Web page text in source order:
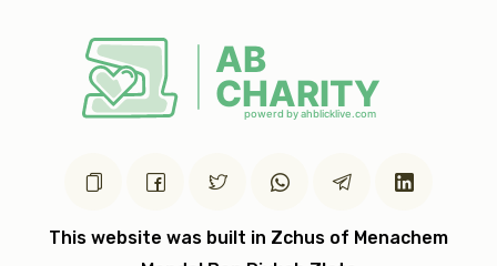
This website was built in Zchus of Menachem